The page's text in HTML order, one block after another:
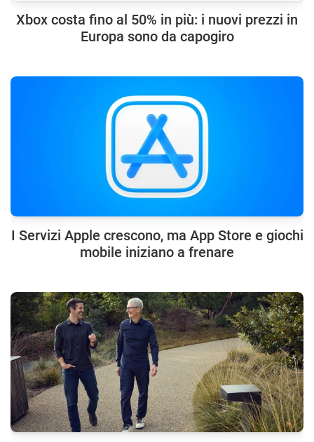
Xbox costa fino al 50% in più: i nuovi prezzi in
Europa sono da capogiro
I Servizi Apple crescono, ma App Store e giochi
mobile iniziano a frenare